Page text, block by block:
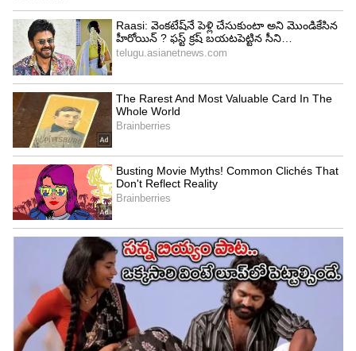
కారణాలు ఉన్నాయి. నేడు, బ్యాంకులు ATM యాక్సెస్,
మొబైల్ బ్యాంకింగ్, ఇంటర్నెట్ బ్యాంకింగ్, కస్టమర్ సపోర్ట్
వంటి విస్తృత శ్రేణి డిజిటల్, భౌతిక సేవలను అందిస్తున్నాయి.
ఈ సేవలను అందించడానికి, తమ కార్యాలయాలను
నిర్వహించడానికి, సిబ్బంది జీతాలు చెల్లించడానికి, డిజిటల్
సేవల నిరంతర ఆపరేషన్‌ను నిర్ధారించడానికి బ్యాంకులు
గణనీయమైన ఖర్చులను భరిస్తాయి. మీ ఖాతా నిర్వహణకు
సంబంధించిన ఖర్చులను పూడ్చడానికి వారు ఈ ఛార్జీలను
వసూలు చేస్తారు.